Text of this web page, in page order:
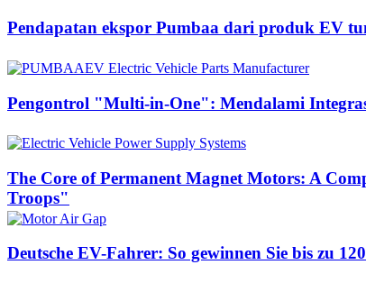
Pendapatan ekspor Pumbaa dari produk EV
Pengontrol "Multi-in-One": Mendalami
The Core of Permanent Magnet Motors: A
Troops"
Deutsche EV-Fahrer: So gewinnen Sie bis zu